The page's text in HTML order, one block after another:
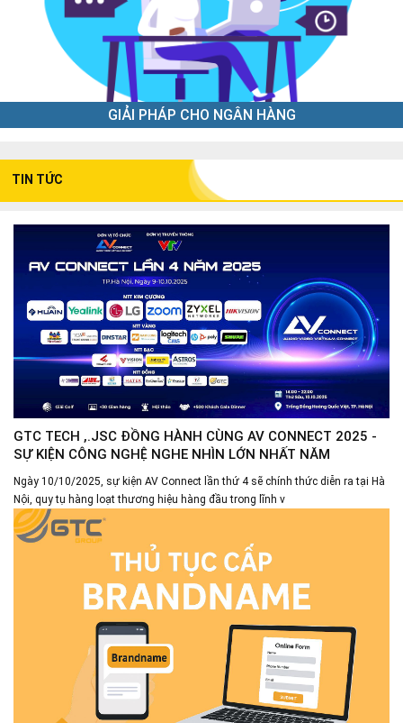
GIẢI PHÁP CHO NGÂN HÀNG
TIN TỨC
GTC TECH ,.JSC ĐỒNG HÀNH CÙNG AV CONNECT 2025 -
SỰ KIỆN CÔNG NGHỆ NGHE NHÌN LỚN NHẤT NĂM
Ngày 10/10/2025, sự kiện AV Connect lần thứ 4 sẽ chính thức diễn ra tại Hà
Nội, quy tụ hàng loạt thương hiệu hàng đầu trong lĩnh v